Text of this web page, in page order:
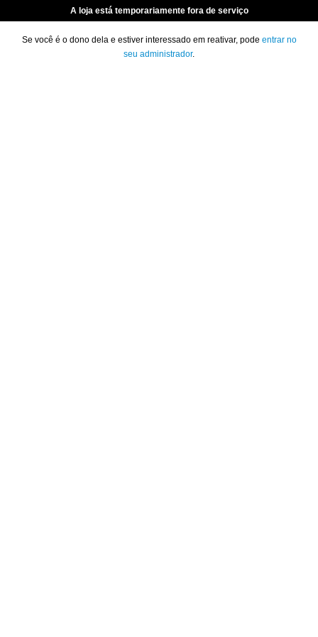
A loja está temporariamente fora de serviço
Se você é o dono dela e estiver interessado em reativar, pode entrar no
seu administrador.